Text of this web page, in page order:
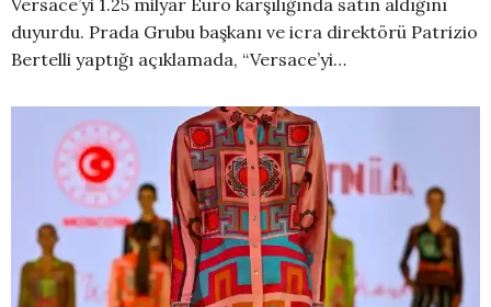
duyurdu. Prada Grubu başkanı ve icra direktörü Patrizio
Bertelli yaptığı açıklamada, “Versace’yi…